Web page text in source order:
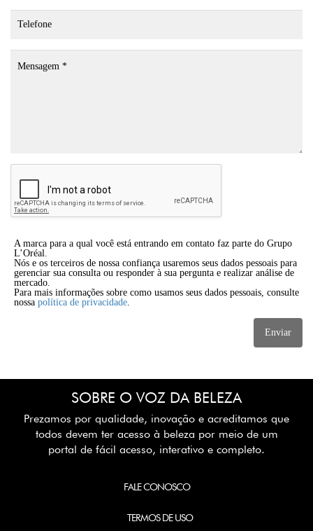
A marca para a qual você está entrando em contato faz parte do Grupo
L’Oréal.
Nós e os terceiros de nossa confiança usaremos seus dados pessoais para
gerenciar sua consulta ou responder à sua pergunta e realizar análise de
mercado.
Para mais informações sobre como usamos seus dados pessoais, consulte
nossa política de privacidade.
Enviar
SOBRE O VOZ DA BELEZA
Prezamos por qualidade, inovação e acreditamos que
todos devem ter acesso à beleza por meio de um
portal de fácil acesso, interativo e completo.
FALE CONOSCO
TERMOS DE USO